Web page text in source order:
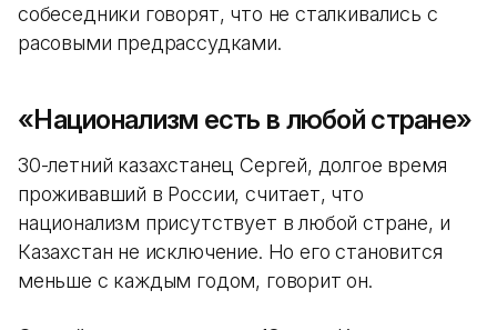
собеседники говорят, что не сталкивались с
расовыми предрассудками.
«Национализм есть в любой стране»
30-летний казахстанец Сергей, долгое время
проживавший в России, считает, что
национализм присутствует в любой стране, и
Казахстан не исключение. Но его становится
меньше с каждым годом, говорит он.